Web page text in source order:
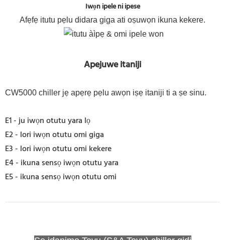
Iwọn ipele ni ipese
Afẹfẹ itutu pẹlu didara giga ati oṣuwọn ikuna kekere.
Apejuwe itaniji
CW5000 chiller jẹ apẹrẹ pẹlu awọn iṣẹ itaniji ti a ṣe sinu.
E1 - ju iwọn otutu yara lọ
E2 - lori iwọn otutu omi giga
E3 - lori iwọn otutu omi kekere
E4 - ikuna sensọ iwọn otutu yara
E5 - ikuna sensọ iwọn otutu omi